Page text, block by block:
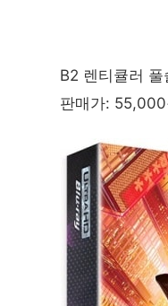
B2 렌티큘러
판매가: 55,000